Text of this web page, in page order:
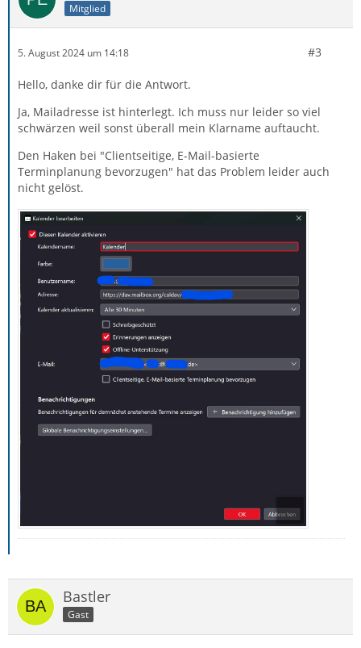
Mitglied
5. August 2024 um 14:18 #3
Hello, danke dir für die Antwort.
Ja, Mailadresse ist hinterlegt. Ich muss nur leider so viel
schwärzen weil sonst überall mein Klarname auftaucht.
Den Haken bei "Clientseitige, E-Mail-basierte
Terminplanung bevorzugen" hat das Problem leider auch
nicht gelöst.
Bastler
Gast